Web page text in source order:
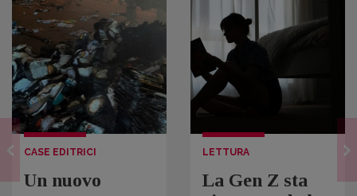
CASE EDITRICI
Un nuovo
LETTURA
La Gen Z sta